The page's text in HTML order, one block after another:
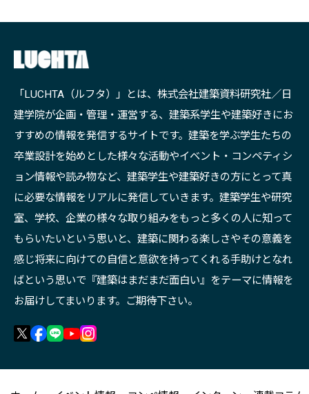
「LUCHTA（ルフタ）」とは、株式会社建築資料研究社／日
建学院が企画・管理・運営する、建築系学生や建築好きにお
すすめの情報を発信するサイトです。建築を学ぶ学生たちの
卒業設計を始めとした様々な活動やイベント・コンペティシ
ョン情報や読み物など、建築学生や建築好きの方にとって真
に必要な情報をリアルに発信していきます。建築学生や研究
室、学校、企業の様々な取り組みをもっと多くの人に知って
もらいたいという思いと、建築に関わる楽しさやその意義を
感じ将来に向けての自信と意欲を持ってくれる手助けとなれ
ばという思いで『建築はまだまだ面白い』をテーマに情報を
お届けしてまいります。ご期待下さい。